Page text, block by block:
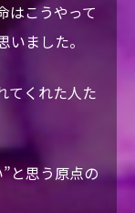
はこうやって
ました。
てくれた人た
と思う原点の